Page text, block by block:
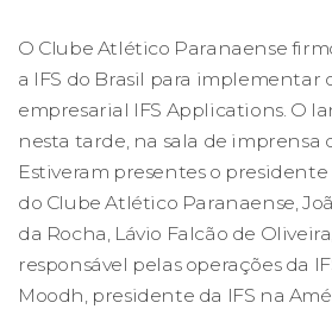
O Clube Atlético Paranaense
a IFS do Brasil para implementar
empresarial IFS Applications. O
nesta tarde, na sala de imprensa
Estiveram presentes o
do Clube Atlético Paranaense,
da Rocha, Lávio Falcão de
responsável pelas operações da
Moodh, presidente da IFS na